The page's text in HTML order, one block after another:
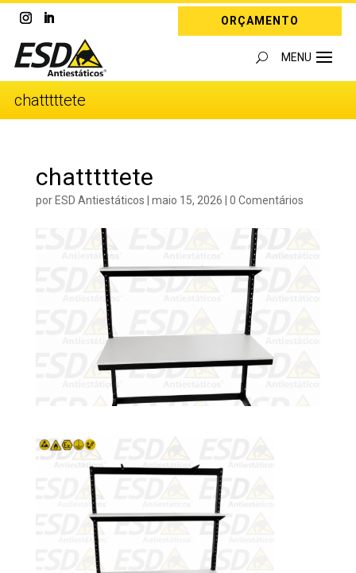
ORÇAMENTO
chatttttete
chatttttete
porESD Antiestáticos | maio 15, 2026 | 0 Comentários